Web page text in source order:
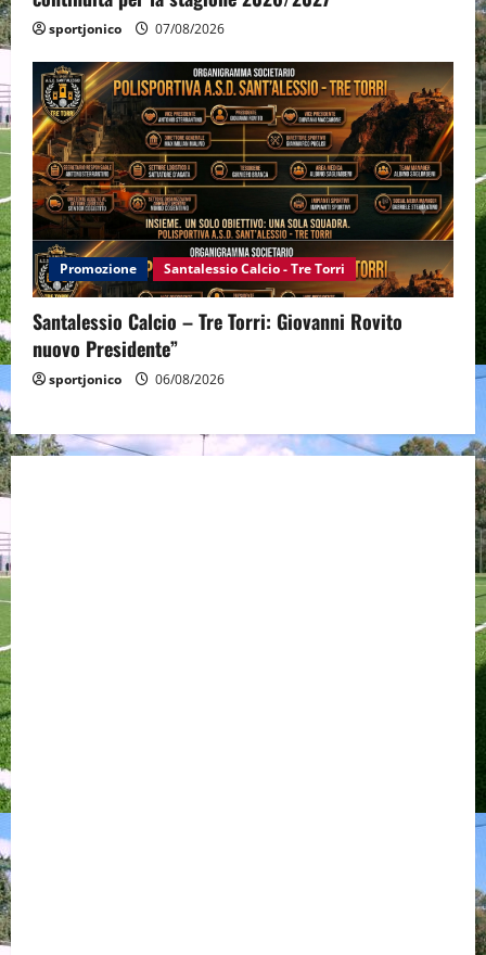
sportjonico 07/08/2026
Promozione Santalessio Calcio - Tre Torri
Santalessio Calcio – Tre Torri: Giovanni Rovito
nuovo Presidente”
sportjonico 06/08/2026